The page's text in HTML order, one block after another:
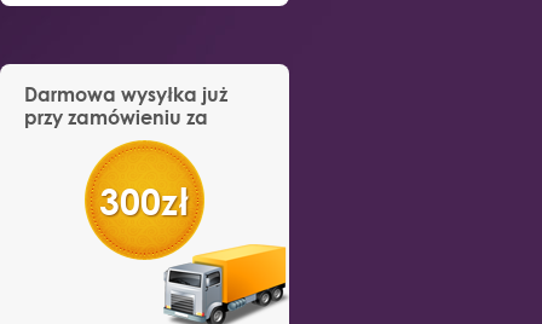
Darmowa wysyłka już
przy zamówieniu za
300zł